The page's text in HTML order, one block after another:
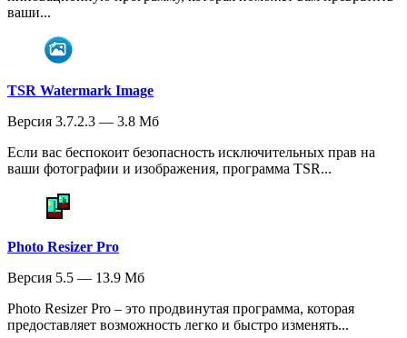
ваши...
TSR Watermark Image
Версия 3.7.2.3 — 3.8 Мб
Если вас беспокоит безопасность исключительных прав на
ваши фотографии и изображения, программа TSR...
Photo Resizer Pro
Версия 5.5 — 13.9 Мб
Photo Resizer Pro – это продвинутая программа, которая
предоставляет возможность легко и быстро изменять...